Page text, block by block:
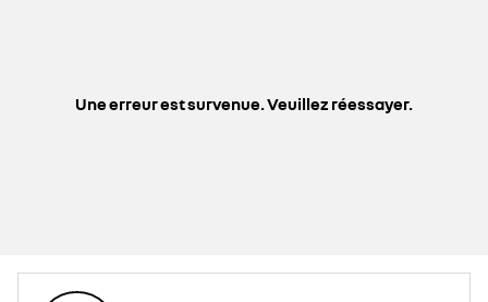
Une erreur est survenue. Veuillez réessayer.